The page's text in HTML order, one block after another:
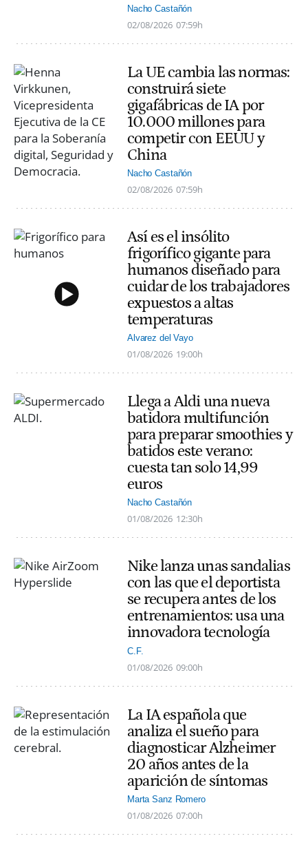
Nacho Castañón
02/08/2026 07:59h
La UE cambia las normas:
construirá siete
gigafábricas de IA por
10.000 millones para
competir con EEUU y
China
Nacho Castañón
02/08/2026 07:59h
Así es el insólito
frigorífico gigante para
humanos diseñado para
cuidar de los trabajadores
expuestos a altas
temperaturas
Alvarez del Vayo
01/08/2026 19:00h
Llega a Aldi una nueva
batidora multifunción
para preparar smoothies y
batidos este verano:
cuesta tan solo 14,99
euros
Nacho Castañón
01/08/2026 12:30h
Nike lanza unas sandalias
con las que el deportista
se recupera antes de los
entrenamientos: usa una
innovadora tecnología
C.F.
01/08/2026 09:00h
La IA española que
analiza el sueño para
diagnosticar Alzheimer
20 años antes de la
aparición de síntomas
Marta Sanz Romero
01/08/2026 07:00h